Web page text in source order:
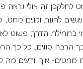
לחלקכן זה אולי נראה
לחנות וקונים מחט,
בתחילת הדרך, פשוט
הרבה סוגים, כל כך
מחטים- איך יודעים מה